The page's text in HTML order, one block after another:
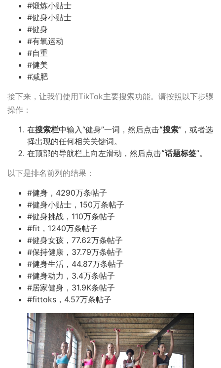
#锻炼小贴士
#健身小贴士
#健身
#有氧运动
#自重
#健美
#减肥
接下来，让我们使用TikTok主要搜索功能。请按照以下步骤
操作：
在搜索栏中输入“健身”一词，然后点击“搜索”，或者选
择出现的任何相关关键词。
在顶部的导航栏上向左滑动，然后点击“话题标签”。
以下是排名前列的结果：
#健身，4290万条帖子
#健身小贴士，150万条帖子
#健身挑战，110万条帖子
#fit，1240万条帖子
#健身女孩，77.62万条帖子
#保持健康，37.79万条帖子
#健身生活，44.87万条帖子
#健身动力，3.4万条帖子
#居家健身，31.9K条帖子
#fittoks，4.57万条帖子